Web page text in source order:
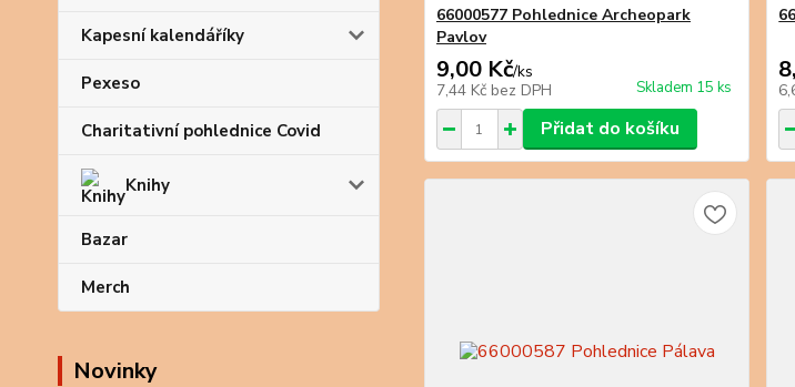
Kapesní kalendáříky
Pexeso
Charitativní pohlednice Covid
Knihy
Bazar
Merch
Novinky
66000577 Pohlednice Archeopark
Pavlov
9,00 Kč/ks
7,44 Kč bez DPH Skladem 15 ks
Přidat do košíku